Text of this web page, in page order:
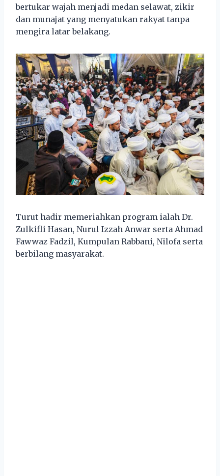
bertukar wajah menjadi medan selawat, zikir
dan munajat yang menyatukan rakyat tanpa
mengira latar belakang.
Turut hadir memeriahkan program ialah Dr.
Zulkifli Hasan, Nurul Izzah Anwar serta Ahmad
Fawwaz Fadzil, Kumpulan Rabbani, Nilofa serta
berbilang masyarakat.